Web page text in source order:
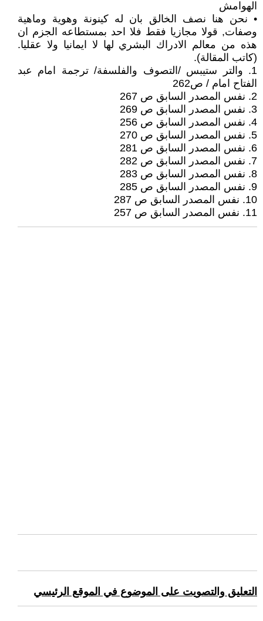
الهوامش
• نحن هنا نصف الخالق بان له كينونة وهوية وماهية
وصفات, قولا مجازيا فقط فلا احد بمستطاعه الجزم ان
هذه من معالم الادراك البشري لها لا ايمانيا ولا عقليا.
(كاتب المقالة).
1. والتر ستيبس /التصوف والفلسفة/ ترجمة امام عبد
الفتاح امام / ص262
2. نفس المصدر السابق ص 267
3. نفس المصدر السابق ص 269
4. نفس المصدر السابق ص 256
5. نفس المصدر السابق ص 270
6. نفس المصدر السابق ص 281
7. نفس المصدر السابق ص 282
8. نفس المصدر السابق ص 283
9. نفس المصدر السابق ص 285
10. نفس المصدر السابق ص 287
11. نفس المصدر السابق ص 257
التعليق والتصويت على الموضوع في الموقع الرئيسي